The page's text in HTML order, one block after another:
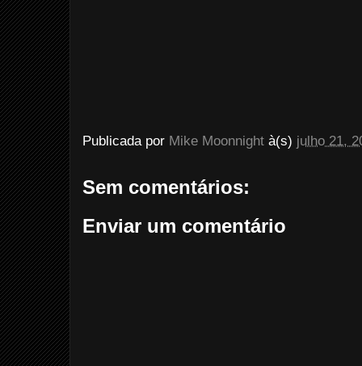
Publicada por Mike Moonnight à(s) julho 21,
Sem comentários:
Enviar um comentário